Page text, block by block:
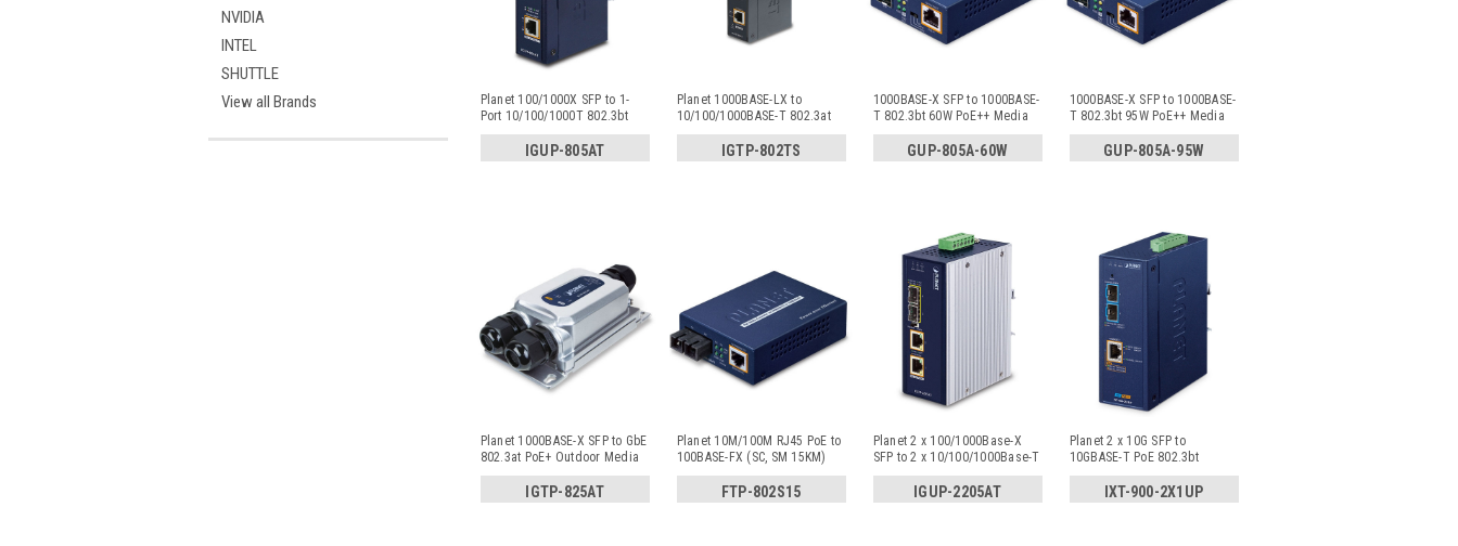
NVIDIA
INTEL
SHUTTLE
View all Brands
Planet 100/1000X SFP to 1-
Port 10/100/1000T 802.3bt
PoE++...
IGUP-805AT
Planet 1000BASE-LX to
10/100/1000BASE-T 802.3at
PoE+ Indu...
IGTP-802TS
1000BASE-X SFP to 1000BASE-
T 802.3bt 60W PoE++ Media
Con...
GUP-805A-60W
1000BASE-X SFP to 1000BASE-
T 802.3bt 95W PoE++ Media
Con...
GUP-805A-95W
Planet 1000BASE-X SFP to GbE
802.3at PoE+ Outdoor Media
C...
IGTP-825AT
Planet 10M/100M RJ45 PoE to
100BASE-FX (SC, SM 15KM)
Medi...
FTP-802S15
Planet 2 x 100/1000Base-X
SFP to 2 x 10/100/1000Base-T
80...
IGUP-2205AT
Planet 2 x 10G SFP to
10GBASE-T PoE 802.3bt
Managed Indus...
IXT-900-2X1UP